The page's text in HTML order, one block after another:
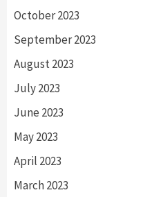
October 2023
September 2023
August 2023
July 2023
June 2023
May 2023
April 2023
March 2023